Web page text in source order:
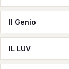
Il Genio
IL LUV